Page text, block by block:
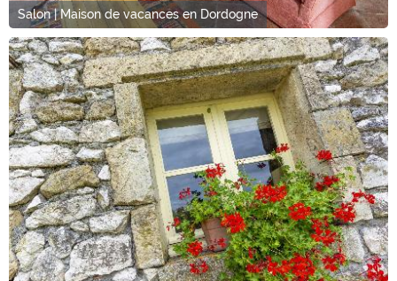
Salon | Maison de vacances en Dordogne